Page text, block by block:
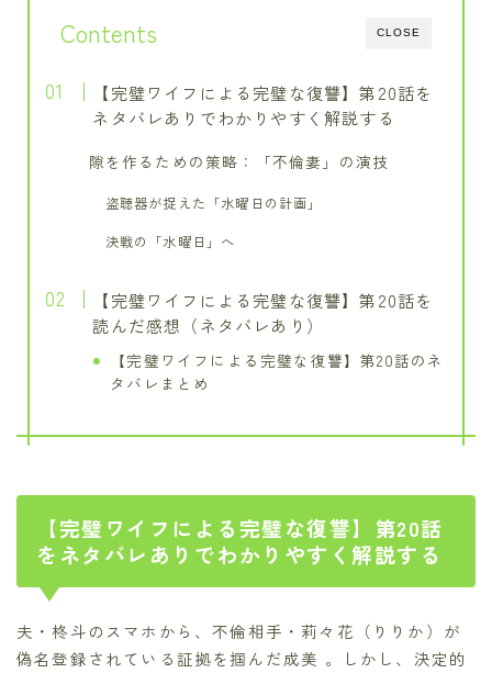
CLOSE
Contents
【完璧ワイフによる完璧な復讐】第20話を
ネタバレありでわかりやすく解説する
隙を作るための策略：「不倫妻」の演技
盗聴器が捉えた「水曜日の計画」
決戦の「水曜日」へ
【完璧ワイフによる完璧な復讐】第20話を
読んだ感想（ネタバレあり）
【完璧ワイフによる完璧な復讐】第20話のネ
タバレまとめ
【完璧ワイフによる完璧な復讐】第20話
をネタバレありでわかりやすく解説する
夫・柊斗のスマホから、不倫相手・莉々花（りりか）が
偽名登録されている証拠を掴んだ成美 。しかし、決定的